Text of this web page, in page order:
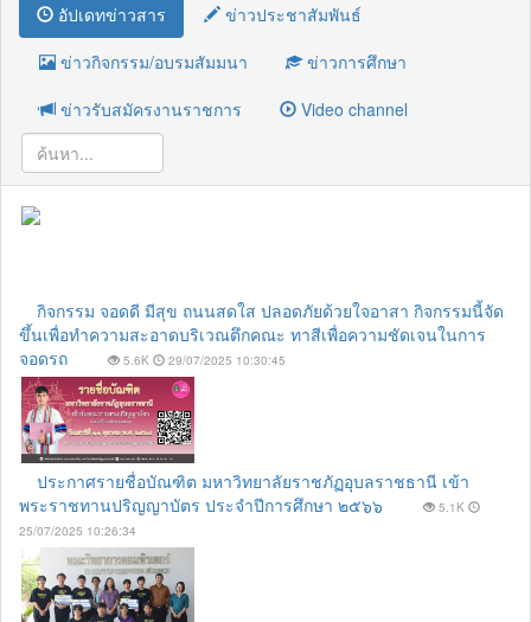
อัปเดทข่าวสาร
ข่าวประชาสัมพันธ์
ข่าวกิจกรรม/อบรมสัมมนา
ข่าวการศึกษา
ข่าวรับสมัครงานราชการ
Video channel
กิจกรรม จอดดี มีสุข ถนนสดใส ปลอดภัยด้วยใจอาสา กิจกรรมนี้จัด
ขึ้นเพื่อทำความสะอาดบริเวณตึกคณะ ทาสีเพื่อความชัดเจนในการ
จอดรถ
5.6K 29/07/2025 10:30:45
ประกาศรายชื่อบัณฑิต มหาวิทยาลัยราชภัฏอุบลราชธานี เข้า
พระราชทานปริญญาบัตร ประจำปีการศึกษา ๒๕๖๖
5.1K
25/07/2025 10:26:34